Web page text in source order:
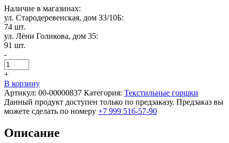
Наличие в магазинах:
ул. Стародеревенская, дом 33/10Б:
74 шт.
ул. Лёни Голикова, дом 35:
91 шт.
-
+
В корзину
Артикул: 00-00000837 Категория: Текстильные горшки
Данный продукт доступен только по предзаказу. Предзаказ вы
можете сделать по номеру +7 999 516-57-90
Описание